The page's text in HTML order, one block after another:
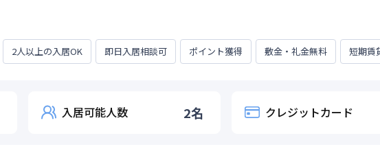
2人以上の入居OK 即日入居相談可 ポイント獲得 敷金・礼金無料 短期賃
入居可能人数 2名 クレジットカード